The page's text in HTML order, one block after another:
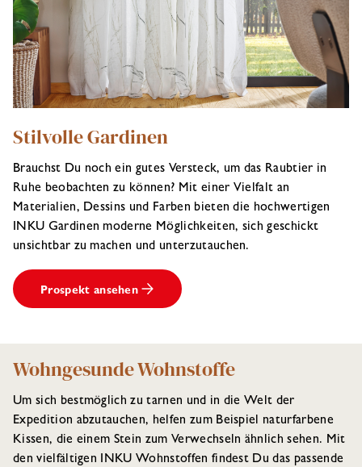
Stilvolle Gardinen
Brauchst Du noch ein gutes Versteck, um das Raubtier in
Ruhe beobachten zu können? Mit einer Vielfalt an
Materialien, Dessins und Farben bieten die hochwertigen
INKU Gardinen moderne Möglichkeiten, sich geschickt
unsichtbar zu machen und unterzutauchen.
Prospekt ansehen
Wohngesunde Wohnstoffe
Um sich bestmöglich zu tarnen und in die Welt der
Expedition abzutauchen, helfen zum Beispiel naturfarbene
Kissen, die einem Stein zum Verwechseln ähnlich sehen. Mit
den vielfältigen INKU Wohnstoffen findest Du das passende